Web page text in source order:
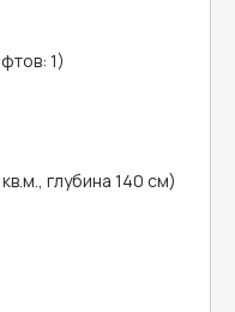
1)
глубина 140 см)